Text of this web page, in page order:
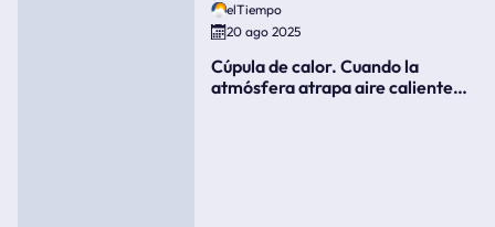
elTiempo
20 ago 2025
Cúpula de calor. Cuando la
atmósfera atrapa aire caliente